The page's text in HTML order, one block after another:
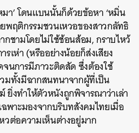
า’ โดนแบนนั้นก็ด้วยข้อหา ‘หมิ่น
พฤติกรรมชวนเหวอของสาวกลัทธิ
กชามโดยไม่ใช้ช้อนส้อม, กราบไหว้
เห่า (หรืออย่างน้อยก็ส่งเสียง
นการมีภาวะติดสัด ซึ่งต้องใช้
มทั้งมีฉากสนทนาจากผู้ที่เป็น
ยิ่งทำให้ตัวหนังถูกพิจารณาว่าเล่า
ฉพาะมองจากบริบทสังคมไทยเมื่อ
วต่อความเห็นต่างอยู่มาก